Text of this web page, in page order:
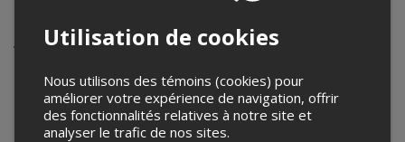
Votre recherche n'a retourné aucun résultat.
Utilisation de cookies
Nous utilisons des témoins (cookies) pour
améliorer votre expérience de navigation, offrir
des fonctionnalités relatives à notre site et
analyser le trafic de nos sites.